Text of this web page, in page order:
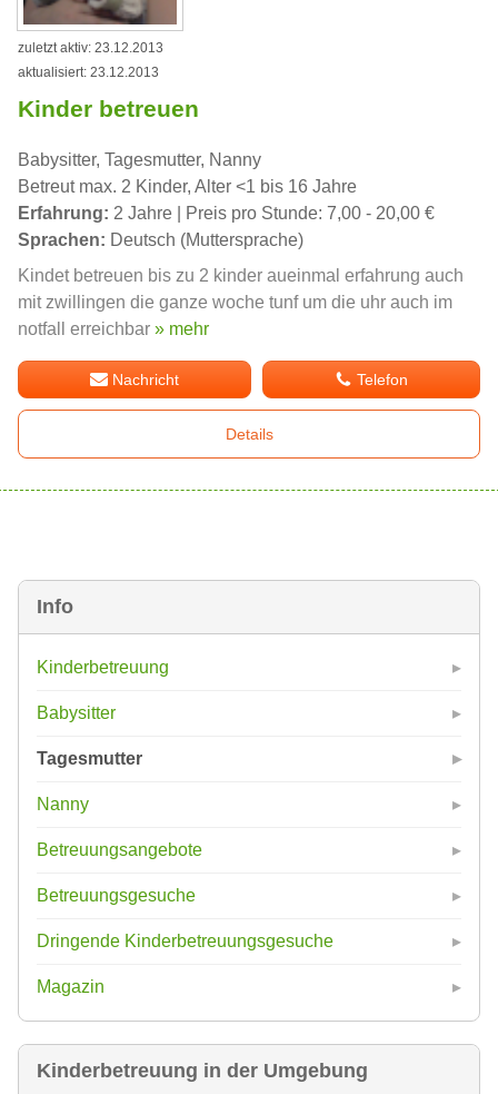
Info
Kinderbetreuung
Babysitter
Tagesmutter
Nanny
Betreuungsangebote
Betreuungsgesuche
Dringende Kinderbetreuungsgesuche
Magazin
Kinderbetreuung in der Umgebung
zuletzt aktiv: 23.12.2013
aktualisiert: 23.12.2013
Kinder betreuen
Babysitter, Tagesmutter, Nanny
Betreut max. 2 Kinder, Alter <1 bis 16 Jahre
Erfahrung: 2 Jahre | Preis pro Stunde: 7,00 - 20,00 €
Sprachen: Deutsch (Muttersprache)
Kindet betreuen bis zu 2 kinder aueinmal erfahrung auch
mit zwillingen die ganze woche tunf um die uhr auch im
notfall erreichbar » mehr
Nachricht Telefon
Details